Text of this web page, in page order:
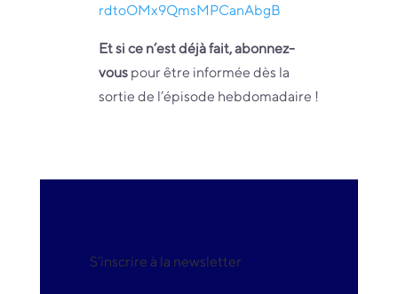
rdtoOMx9QmsMPCanAbgB
Et si ce n’est déjà fait, abonnez-
vous pour être informée dès la
sortie de l’épisode hebdomadaire !
S’inscrire à la newsletter